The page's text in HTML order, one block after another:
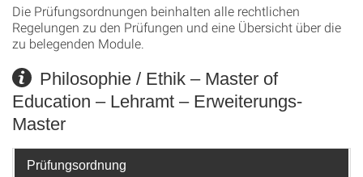
Die Prüfungsordnungen beinhalten alle rechtlichen
Regelungen zu den Prüfungen und eine Übersicht über die
zu belegenden Module.
Philosophie / Ethik – Master of
Education – Lehramt – Erweiterungs-
Master
Prüfungsordnung